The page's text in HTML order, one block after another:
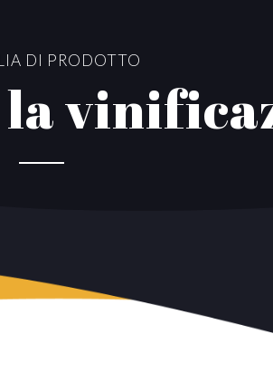
DI PRODOTTO